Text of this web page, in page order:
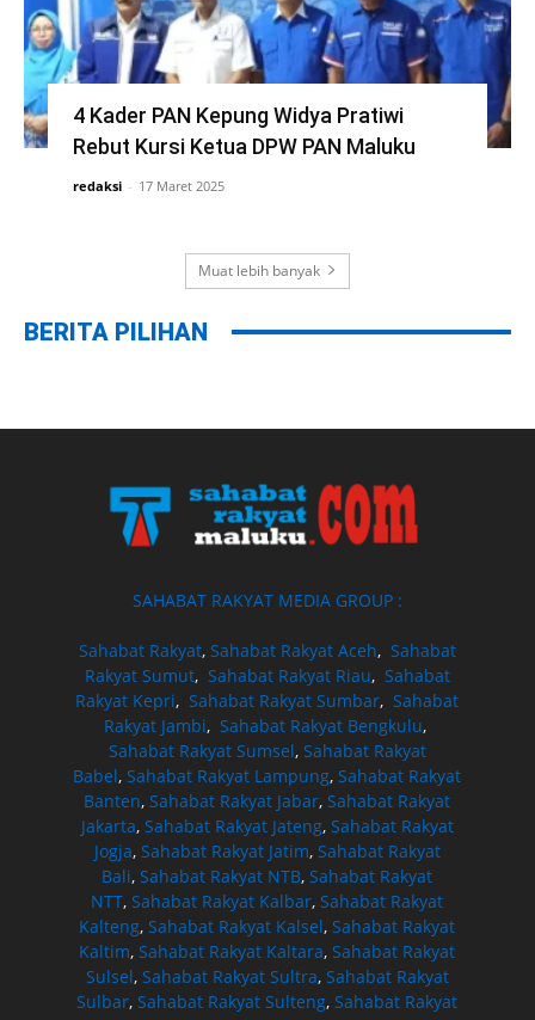
4 Kader PAN Kepung Widya Pratiwi
Rebut Kursi Ketua DPW PAN Maluku
redaksi - 17 Maret 2025
Muat lebih banyak
BERITA PILIHAN
SAHABAT RAKYAT MEDIA GROUP :
Sahabat Rakyat, Sahabat Rakyat Aceh, Sahabat
Rakyat Sumut, Sahabat Rakyat Riau, Sahabat
Rakyat Kepri,Sahabat Rakyat Sumbar,Sahabat
Rakyat Jambi, Sahabat Rakyat Bengkulu,
Sahabat Rakyat Sumsel, Sahabat Rakyat
Babel,Sahabat Rakyat Lampung,Sahabat Rakyat
Banten,Sahabat Rakyat Jabar,Sahabat Rakyat
Jakarta, Sahabat Rakyat Jateng, Sahabat Rakyat
Jogja, Sahabat Rakyat Jatim, Sahabat Rakyat
Bali,Sahabat Rakyat NTB,Sahabat Rakyat
NTT,Sahabat Rakyat Kalbar,Sahabat Rakyat
Kalteng,Sahabat Rakyat Kalsel,Sahabat Rakyat
Kaltim,Sahabat Rakyat Kaltara,Sahabat Rakyat
Sulsel, Sahabat Rakyat Sultra, Sahabat Rakyat
Sulbar,Sahabat Rakyat Sulteng,Sahabat Rakyat